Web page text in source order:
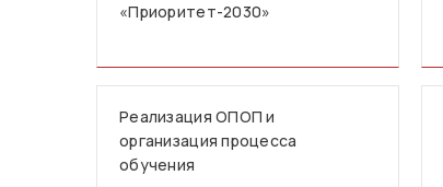
«Приоритет-2030»
Реализация ОПОП и
организация процесса
обучения